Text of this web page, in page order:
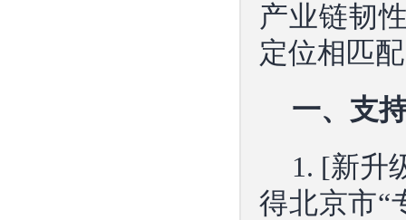
产业链韧
定位相匹
一、支
1. [新升
得北京市“